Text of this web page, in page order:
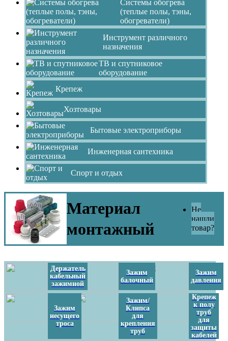
Системы обогрева
(теплые полы, тэны,
обогреватели)
Инструмент различного
назначения
ТВ и спутниковое
оборудование
Крепеж
Хозтовары
Бытовые электроприборы
Инженерная сантехника
Спорт и отдых
Материал
монтажный
Не
нашли
товар?
Держатель
кабельный
зажимной
Зажим
балочный
Зажим
давления
Зажим
несущего
троса
Зажим/
Клипса
для
крепления
труб
Крепеж
к полу
труб
для
защиты
кабелей